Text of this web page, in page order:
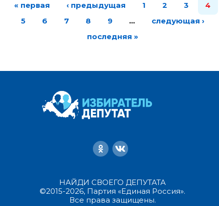
« первая ‹ предыдущая 1 2 3
4
5
6 7 8 9 …
следующая ›
последняя »
НАЙДИ СВОЕГО ДЕПУТАТА
©2015-2026, Партия «Единая Россия».
Все права защищены.